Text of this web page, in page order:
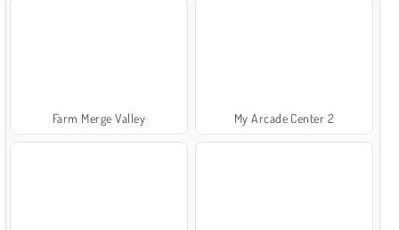
Farm Merge Valley My Arcade Center 2